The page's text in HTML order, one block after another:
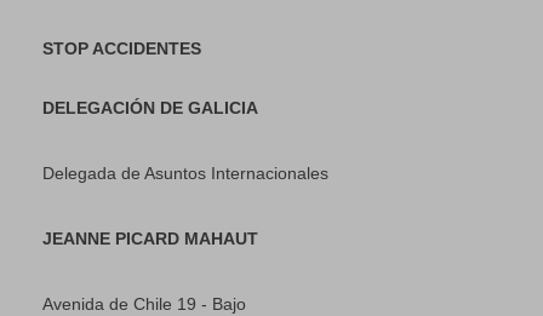
STOP ACCIDENTES
DELEGACIÓN DE GALICIA
Delegada de Asuntos Internacionales
JEANNE PICARD MAHAUT
Avenida de Chile 19 - Bajo